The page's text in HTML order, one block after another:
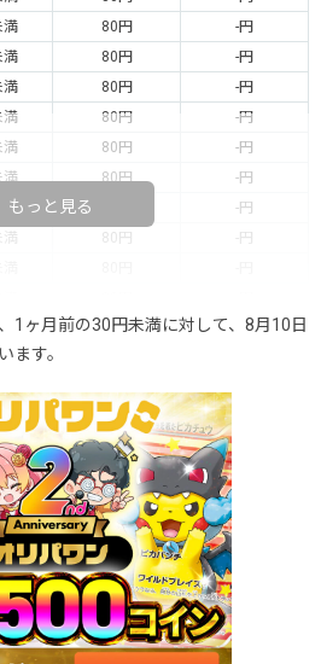
満 80円
-円
満 80円
-円
満 80円
-円
満 80円
-円
満 80円
-円
満 80円
-円
満
-円
満 80円
-円
80円
-円
満 80円
80円
満 80円
満 80円
満 80円
満 80円
満 80円
満 80円
満 80円
もっと見る
1ヶ月前の30円未満に対して、8月10日
ます。